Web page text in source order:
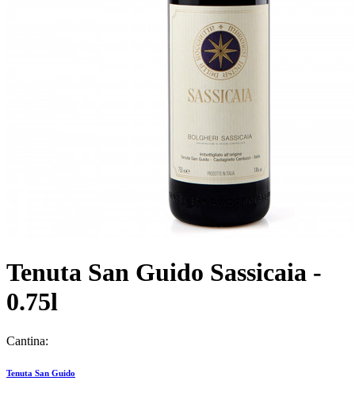
Tenuta San Guido Sassicaia -
0.75l
Cantina:
Tenuta San Guido